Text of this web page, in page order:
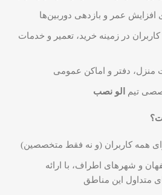
عمر و بازدهی دوربین‌ها
در زمینه خرید، تعمیر و خدمات
منزل، دفتر و اماکن عمومی
تیم الو نصب
همه کاربران (و نه فقط متخصصین)
و شهرهای اطراف، با ارائه
متداول این مناطق